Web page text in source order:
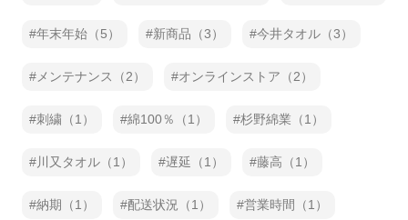
年末年始（5） 新商品（3） 今井タオル（3）
メンテナンス（2） オンラインストア（2）
刺繍（1） 綿100％（1） 杉野綿業（1）
川又タオル（1） 遅延（1） 藤高（1）
納期（1） 配送状況（1） 営業時間（1）